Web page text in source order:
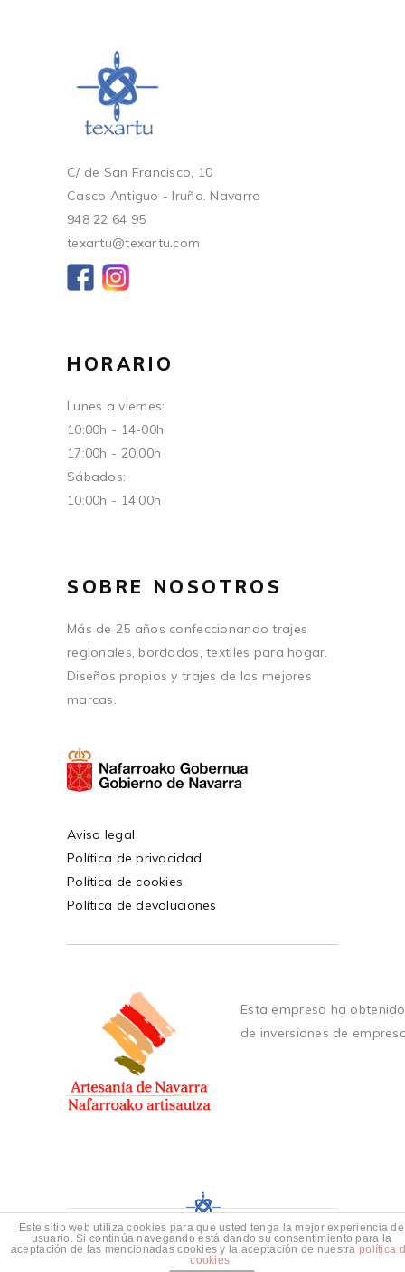
C/ de San Francisco, 10
Casco Antiguo - Iruña. Navarra
948 22 64 95
texartu@texartu.com
HORARIO
Lunes a viernes:
10:00h - 14-00h
17:00h - 20:00h
Sábados:
10:00h - 14:00h
SOBRE NOSOTROS
Más de 25 años confeccionando trajes
regionales, bordados, textiles para hogar.
Diseños propios y trajes de las mejores
marcas.
Aviso legal
Política de privacidad
Política de cookies
Política de devoluciones
Esta empresa ha
de inversiones de
Este sitio web utiliza cookies para que usted tenga la mejor experiencia de
usuario. Si continúa navegando está dando su consentimiento para la
aceptación de las mencionadas cookies y la aceptación de nuestrapolítica
cookies.